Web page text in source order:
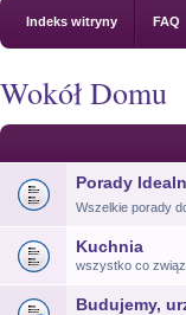
Indeks witryny FAQ
Wokół Domu
Porady
Wszelkie porady
Kuchnia
wszystko co
Budujemy,